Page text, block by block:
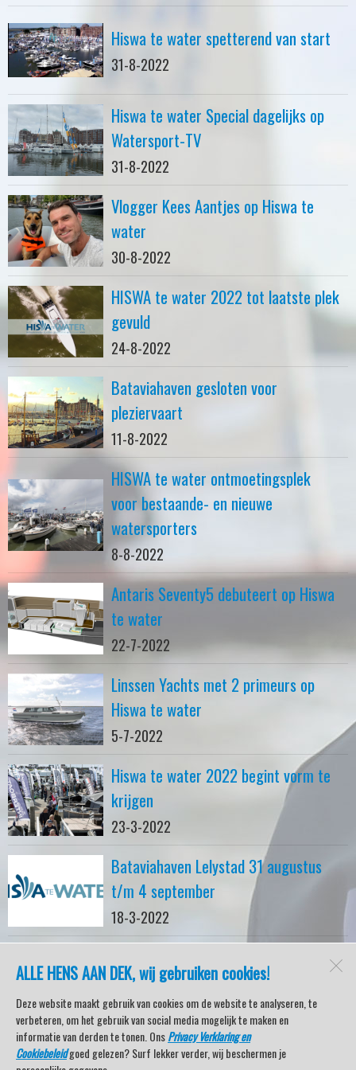
ALLE HENS AAN DEK, wij gebruiken cookies!
Deze website maakt gebruik van cookies om de website te analyseren, te
verbeteren, om het gebruik van social media mogelijk te maken en
informatie van derden te tonen. OnsPrivacy Verklaring en
Cookiebeleidgoed gelezen? Surf lekker verder, wij beschermen je
Hiswa te water spetterend van start
31-8-2022
Hiswa te water Special dagelijks op
Watersport-TV
31-8-2022
Vlogger Kees Aantjes op Hiswa te
water
30-8-2022
HISWA te water 2022 tot laatste plek
gevuld
24-8-2022
Bataviahaven gesloten voor
pleziervaart
11-8-2022
HISWA te water ontmoetingsplek
voor bestaande- en nieuwe
watersporters
8-8-2022
Antaris Seventy5 debuteert op Hiswa
te water
22-7-2022
Linssen Yachts met 2 primeurs op
Hiswa te water
5-7-2022
Hiswa te water 2022 begint vorm te
krijgen
23-3-2022
Bataviahaven Lelystad 31 augustus
t/m 4 september
18-3-2022
watersport-tv
Lemmer
Open desktopversie